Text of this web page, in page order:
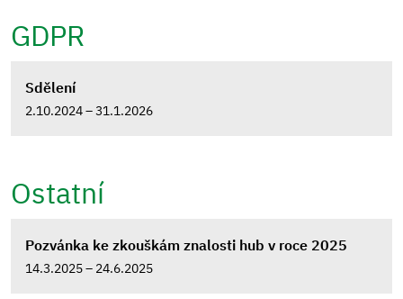
GDPR
Sdělení
2.10.2024 – 31.1.2026
Ostatní
Pozvánka ke zkouškám znalosti hub v roce 2025
14.3.2025 – 24.6.2025